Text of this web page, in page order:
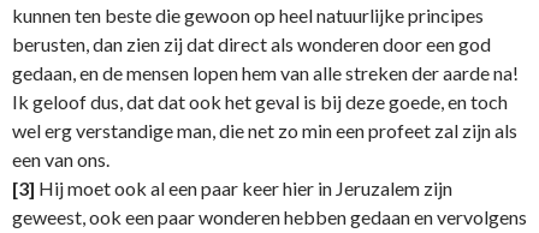
kunnen ten beste die gewoon op heel natuurlijke principes
berusten, dan zien zij dat direct als wonderen door een god
gedaan, en de mensen lopen hem van alle streken der aarde na!
Ik geloof dus, dat dat ook het geval is bij deze goede, en toch
wel erg verstandige man, die net zo min een profeet zal zijn als
een van ons.
[3] Hij moet ook al een paar keer hier in Jeruzalem zijn
geweest, ook een paar wonderen hebben gedaan en vervolgens